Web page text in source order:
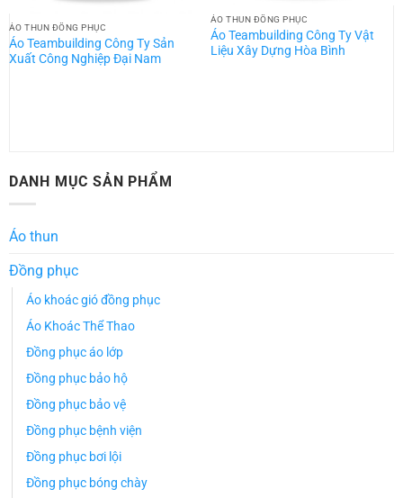
ÁO THUN ĐỒNG PHỤC
Áo Teambuilding Công Ty Sản
Xuất Công Nghiệp Đại Nam
ÁO THUN ĐỒNG PHỤC
Áo Teambuilding Công Ty Vật
Liệu Xây Dựng Hòa Bình
DANH MỤC SẢN PHẨM
Áo thun
Đồng phục
Áo khoác gió đồng phục
Áo Khoác Thể Thao
Đồng phục áo lớp
Đồng phục bảo hộ
Đồng phục bảo vệ
Đồng phục bệnh viện
Đồng phục bơi lội
Đồng phục bóng chày